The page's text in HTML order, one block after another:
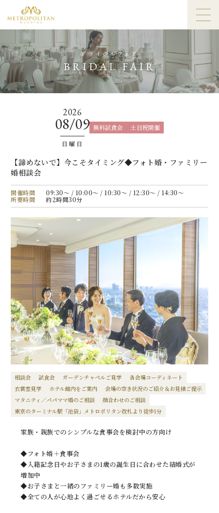
ブライダルフェア
BRIDAL FAIR
2026
08/09
日曜日
無料試食会 土日祝開催
【諦めないで】今こそタイミング◆フォト婚・ファミリー
婚相談会
開催時間
09:30〜 / 10:00〜 / 10:30〜 / 12:30〜 / 14:30〜
所要時間
約2時間30分
相談会 試食会 ガーデンチャペルご見学
各会場コーディネート
衣裳室見学
ホテル館内をご案内
会場の空き状況のご紹介＆お見積ご提示
マタニティ／パパママ婚のご相談
顔合わせのご相談
東京のターミナル駅「池袋」メトロポリタン改札より徒歩1分
家族・親族でのシンプルな食事会を検討中の方向け
◆フォト婚＋食事会
◆入籍記念日やお子さまの1歳の誕生日に合わせた結婚式が
増加中
◆お子さまと一緒のファミリー婚も多数実施
◆全ての人が心地よく過ごせるホテルだから安心